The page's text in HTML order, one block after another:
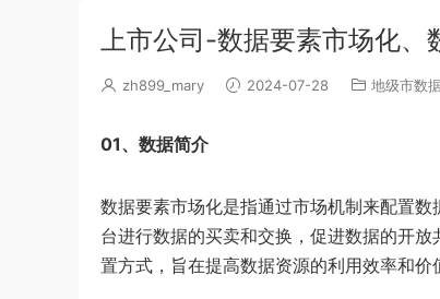
上市公司-数据要素市场化
zh899_mary 2024-07-28 地级市数
01、数据简介
数据要素市场化是指通过市场机制来配置
台进行数据的买卖和交换，促进数据的开
置方式，旨在提高数据资源的利用效率和价